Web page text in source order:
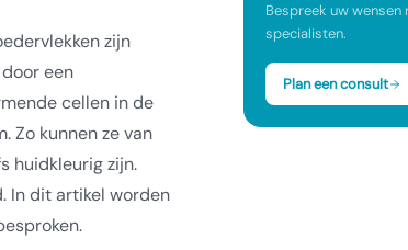
zijn
een
cellen in de
Zo kunnen ze van
huidkleurig zijn.
In dit artikel worden
Bespreek uw wensen
specialisten.
Plan een consult